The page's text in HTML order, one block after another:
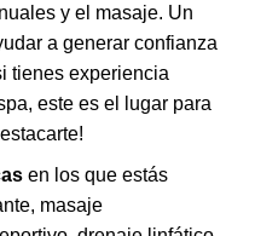
y el masaje. Un
a generar confianza
tienes experiencia
este es el lugar para
en los que estás
masaje